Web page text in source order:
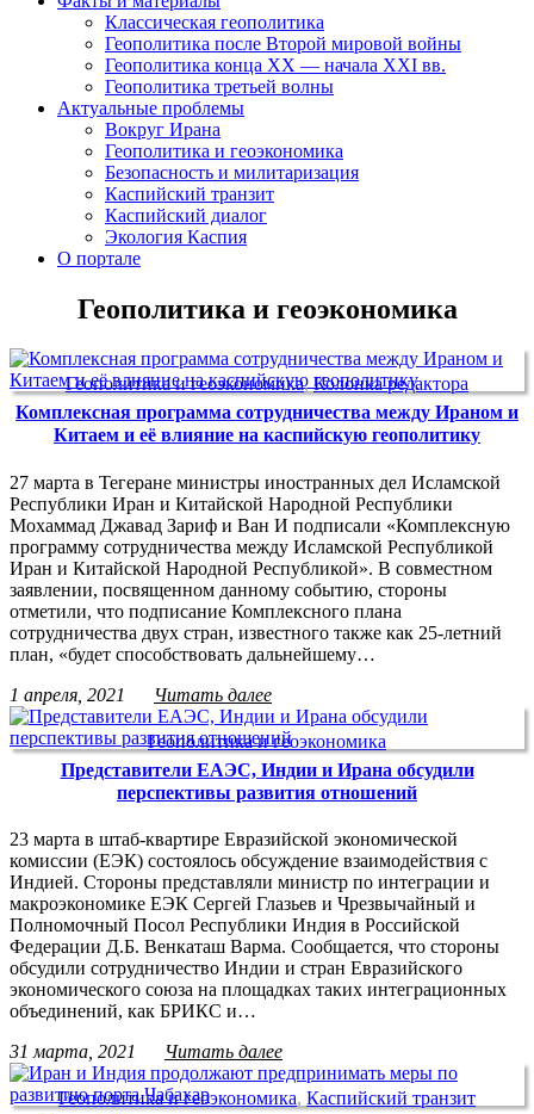
Классическая геополитика
Геополитика после Второй мировой войны
Геополитика конца XX — начала XXI вв.
Геополитика третьей волны
Актуальные проблемы
Вокруг Ирана
Геополитика и геоэкономика
Безопасность и милитаризация
Каспийский транзит
Каспийский диалог
Экология Каспия
О портале
Геополитика и геоэкономика
Геополитика и геоэкономика,Колонка редактора
Комплексная программа сотрудничества между Ираном и
Китаем и её влияние на каспийскую геополитику
27 марта в Тегеране министры иностранных дел Исламской
Республики Иран и Китайской Народной Республики
Мохаммад Джавад Зариф и Ван И подписали «Комплексную
программу сотрудничества между Исламской Республикой
Иран и Китайской Народной Республикой». В совместном
заявлении, посвященном данному событию, стороны
отметили, что подписание Комплексного плана
сотрудничества двух стран, известного также как 25-летний
план, «будет способствовать дальнейшему…
1 апреля, 2021
Читать далее
Геополитика и геоэкономика
Представители ЕАЭС, Индии и Ирана обсудили
перспективы развития отношений
23 марта в штаб-квартире Евразийской экономической
комиссии (ЕЭК) состоялось обсуждение взаимодействия с
Индией. Стороны представляли министр по интеграции и
макроэкономике ЕЭК Сергей Глазьев и Чрезвычайный и
Полномочный Посол Республики Индия в Российской
Федерации Д.Б. Венкаташ Варма. Сообщается, что стороны
обсудили сотрудничество Индии и стран Евразийского
экономического союза на площадках таких интеграционных
объединений, как БРИКС и…
31 марта, 2021
Читать далее
Геополитика и геоэкономика, Каспийский транзит